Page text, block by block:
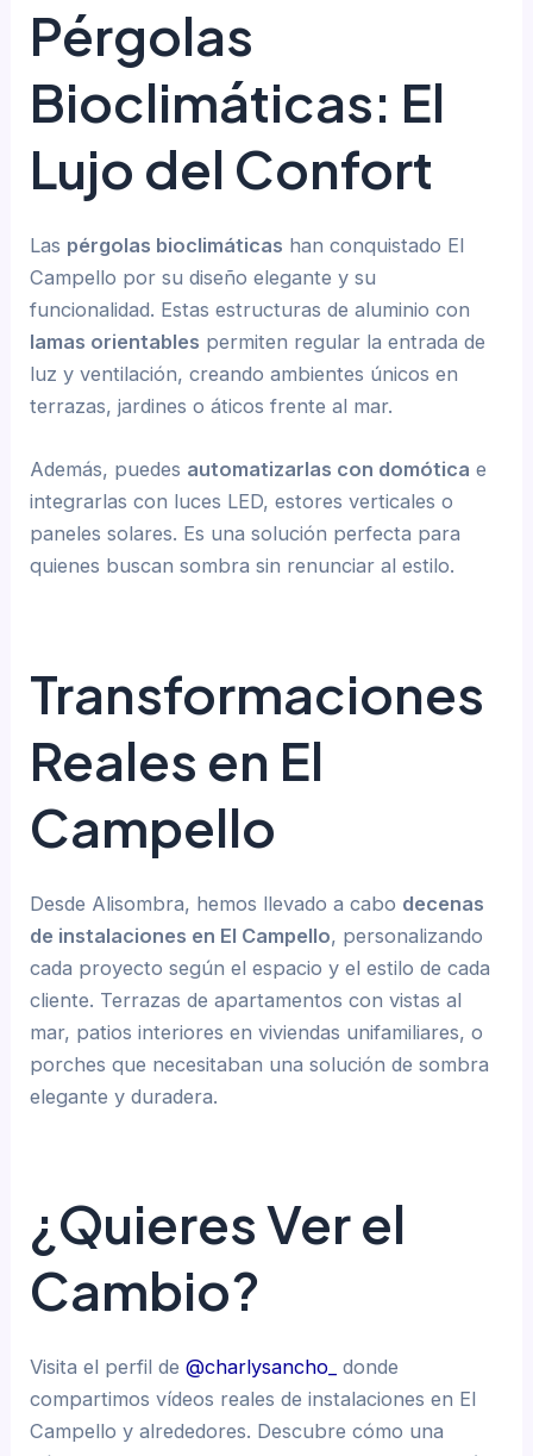
Pérgolas
Bioclimáticas: El
Lujo del Confort
Las pérgolas bioclimáticas han conquistado El
Campello por su diseño elegante y su
funcionalidad. Estas estructuras de aluminio con
lamas orientables permiten regular la entrada de
luz y ventilación, creando ambientes únicos en
terrazas, jardines o áticos frente al mar.
Además, puedes automatizarlas con domótica e
integrarlas con luces LED, estores verticales o
paneles solares. Es una solución perfecta para
quienes buscan sombra sin renunciar al estilo.
Transformaciones
Reales en El
Campello
Desde Alisombra, hemos llevado a cabo decenas
de instalaciones en El Campello, personalizando
cada proyecto según el espacio y el estilo de cada
cliente. Terrazas de apartamentos con vistas al
mar, patios interiores en viviendas unifamiliares, o
porches que necesitaban una solución de sombra
elegante y duradera.
¿Quieres Ver el
Cambio?
Visita el perfil de@charlysancho_ donde
compartimos vídeos reales de instalaciones en El
Campello y alrededores. Descubre cómo una